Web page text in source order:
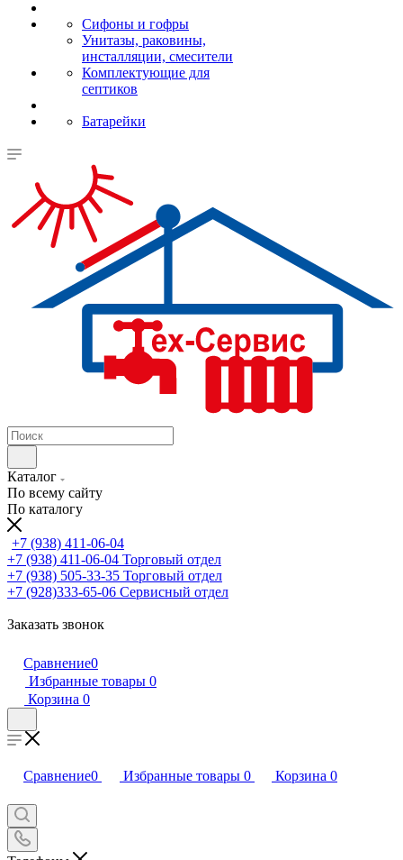
Сифоны и гофры
Унитазы, раковины,
инсталляции, смесители
Комплектующие для
септиков
Батарейки
Каталог
По всему сайту
По каталогу
+7 (938) 411-06-04
+7 (938) 411-06-04 Торговый отдел
+7 (938) 505-33-35 Торговый отдел
+7 (928)333-65-06 Сервисный отдел
Заказать звонок
Сравнение0
Избранные товары 0
Корзина 0
Сравнение0 Избранные товары 0 Корзина 0